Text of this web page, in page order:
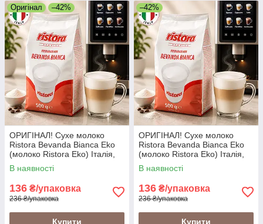
Оригінал –42%
ОРИГІНАЛ! Сухе молоко
Ristora Bevanda Bianca Eko
(молоко Ristora Eko) Італія,
500г
В наявності
136 ₴/упаковка
236 ₴/упаковка
Купити
–42%
ОРИГІНАЛ! Сухе молоко
Ristora Bevanda Bianca Eko
(молоко Ristora Eko) Італія,
500г
В наявності
136 ₴/упаковка
236 ₴/упаковка
Купити